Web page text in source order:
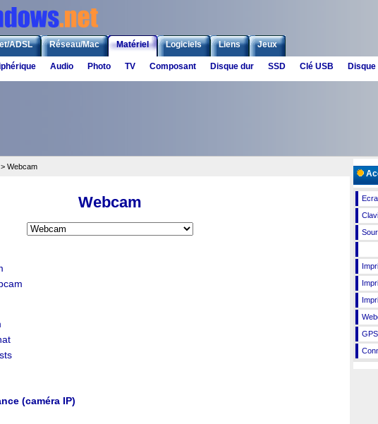
ADSL Réseau/Mac Matériel Logiciels Liens Jeux
Audio Photo TV Composant Disque dur SSD Clé USB
> Webcam
Webcam
(caméra IP)
GPS